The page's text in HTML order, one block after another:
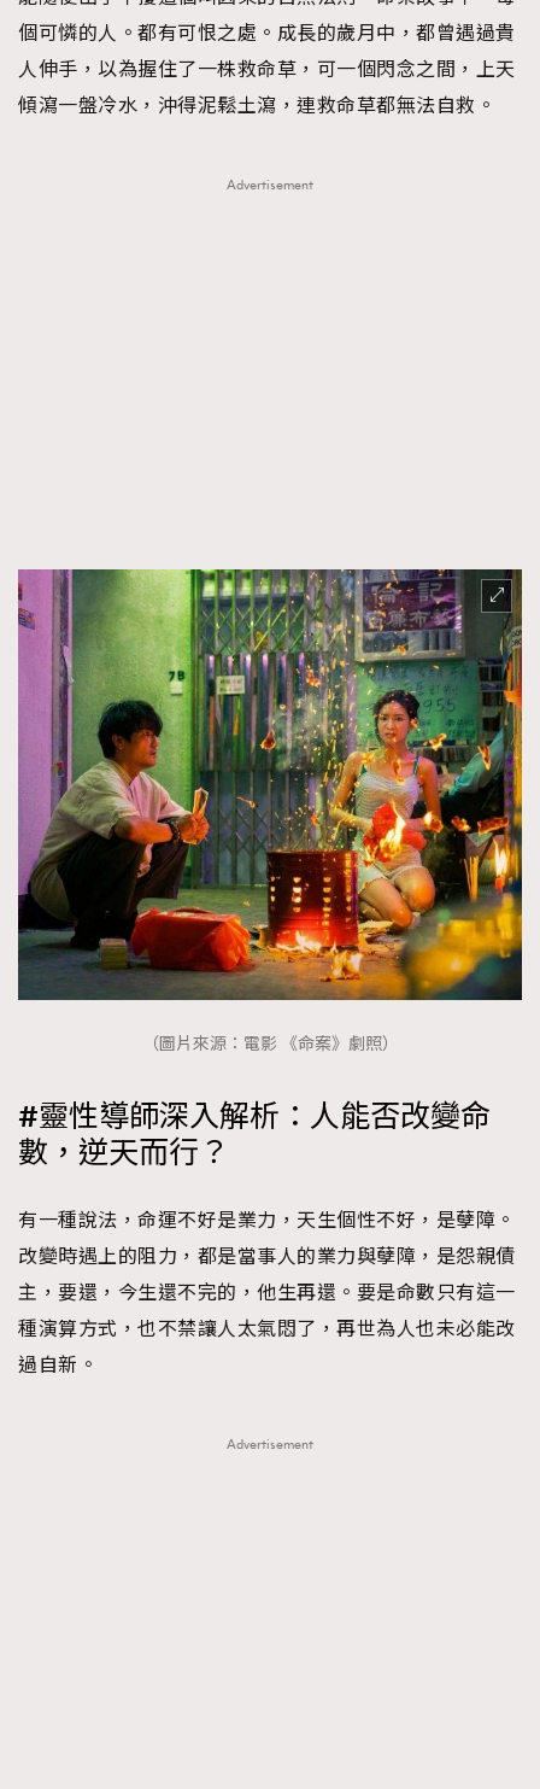
AFrenchMind
DressLikeAParisienne
EmpowerF
FashionWeek FigaroAesthetic
個可憐的人。都有可恨之處。成長的歲月中，都曾遇過貴
人伸手，以為握住了一株救命草，可一個閃念之間，上天
傾瀉一盤冷水，沖得泥鬆土瀉，連救命草都無法自救。
Advertisement
（圖片來源：電影 《命案》劇照）
#靈性導師深入解析：人能否改變命
數，逆天而行？
有一種說法，命運不好是業力，天生個性不好，是孽障。
改變時遇上的阻力，都是當事人的業力與孽障，是怨親債
主，要還，今生還不完的，他生再還。要是命數只有這一
種演算方式，也不禁讓人太氣悶了，再世為人也未必能改
過自新。
Advertisement